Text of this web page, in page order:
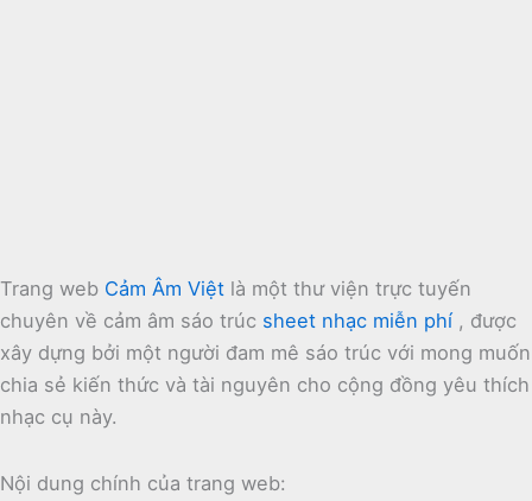
Trang web Cảm Âm Việt là một thư viện trực tuyến
chuyên về cảm âm sáo trúc sheet nhạc miễn phí , được
xây dựng bởi một người đam mê sáo trúc với mong muốn
chia sẻ kiến thức và tài nguyên cho cộng đồng yêu thích
nhạc cụ này.
Nội dung chính của trang web: